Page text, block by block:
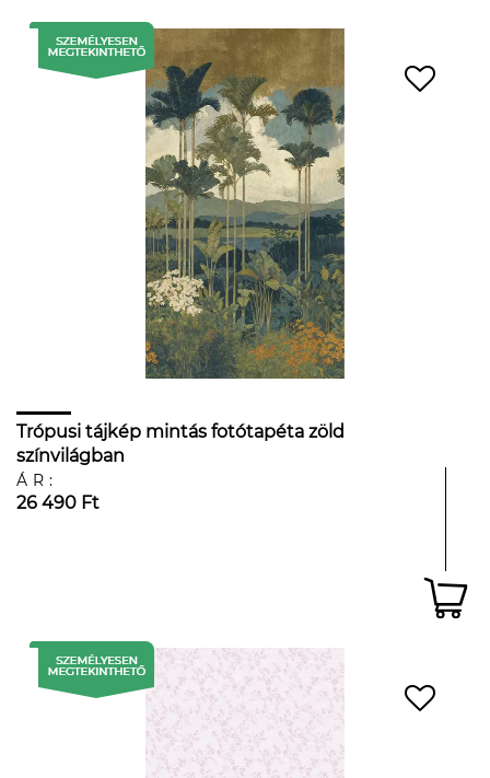
Trópusi tájkép mintás fotótapéta zöld
színvilágban
ÁR:
26 490 Ft